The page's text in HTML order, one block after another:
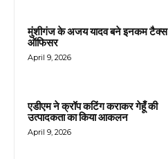
मुंशीगंज के अजय यादव बने इनकम टैक्स
ऑफिसर
April 9, 2026
एडीएम ने क्रॉप कटिंग कराकर गेहूँ की
उत्पादकता का किया आकलन
April 9, 2026